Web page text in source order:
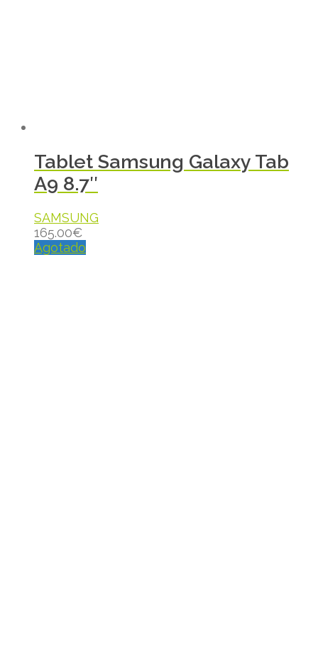
Tablet Samsung Galaxy Tab
A9 8.7″
SAMSUNG
165.00€
Agotado